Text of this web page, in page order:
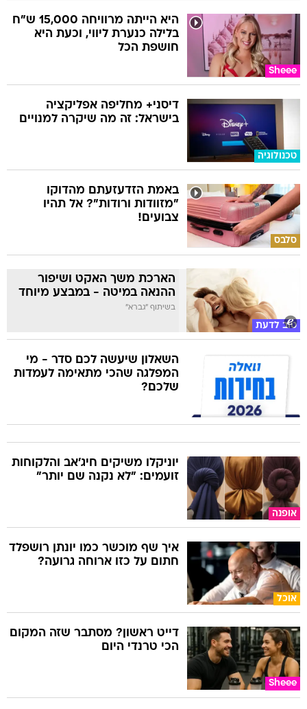
Sheee
היא הייתה מרוויחה 15,000 ש"ח
בלילה כנערת ליווי, וכעת היא
חושפת הכל
טכנולוגיה
דיסני+ מחליפה אפליקציה
בישראל: זה מה שיקרה למנויים
סלבס
באמת הזדעזעתם מהדוקו
"מזוודות ורודות"? אל תהיו
צבועים!
טוב לדעת
הארכת משך האקט ושיפור
ההנאה במיטה - במבצע מיוחד
בשיתוף "גברא"
השאלון שיעשה לכם סדר - מי
המפלגה שהכי מתאימה לעמדות
שלכם?
אופנה
יוניקלו משיקים חיג'אב והלקוחות
זועמים: "לא נקנה שם יותר"
אוכל
איך שף מוכשר כמו יונתן רושפלד
חתום על כזו ארוחה גרועה?
Sheee
דייט ראשון? מסתבר שזה המקום
הכי טרנדי היום